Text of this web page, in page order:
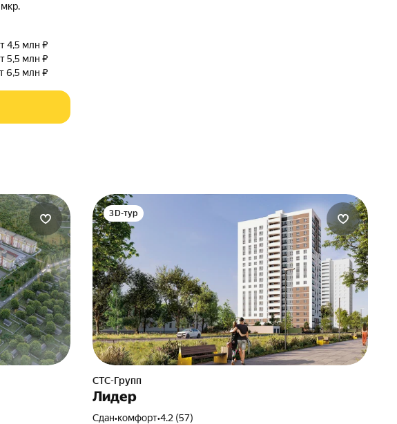
4,5 млн ₽
5,5 млн ₽
6,5 млн ₽
3D-тур
СТС-Групп
Лидер
Сдан•комфорт•4.2 (57)